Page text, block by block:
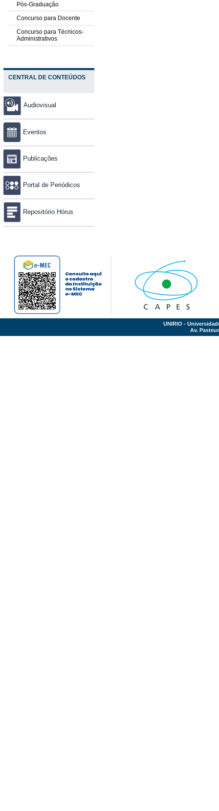
Pós-Graduação
Concurso para Docente
Concurso para Técnicos-
Administrativos
CENTRAL DE CONTEÚDOS
Audiovisual
Eventos
Publicações
Portal de Periódicos
Repositório Hórus
UNIRIO -
Av.